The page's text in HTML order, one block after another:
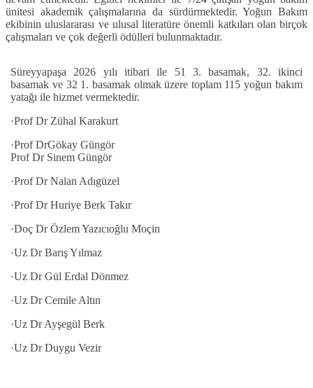
ünitesi akademik çalışmalarına da sürdürmektedir. Yoğun Bakım
ekibinin uluslararası ve ulusal literatüre önemli katkıları olan birçok
çalışmaları ve çok değerli ödülleri bulunmaktadır.
Süreyyapaşa 2026 yılı itibari ile 51 3. basamak, 32. ikinci
basamak ve 32 1. basamak olmak üzere toplam 115 yoğun bakım
yatağı ile hizmet vermektedir.
·Prof Dr Zühal Karakurt
·Prof DrGökay Güngör
Prof Dr Sinem Güngör
·Prof Dr Nalan Adıgüzel
·Prof Dr Huriye Berk Takır
·Doç Dr Özlem Yazıcıoğlu Moçin
·Uz Dr Barış Yılmaz
·Uz Dr Gül Erdal Dönmez
·Uz Dr Cemile Altın
·Uz Dr Ayşegül Berk
·Uz Dr Duygu Vezir